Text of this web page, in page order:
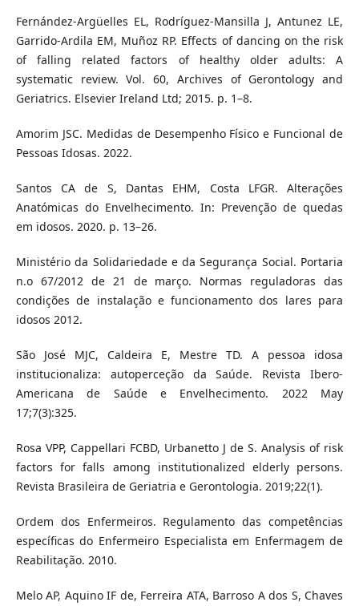
Fernández-Argüelles EL, Rodríguez-Mansilla J, Antunez LE,
Garrido-Ardila EM, Muñoz RP. Effects of dancing on the risk
of falling related factors of healthy older adults: A
systematic review. Vol. 60, Archives of Gerontology and
Geriatrics. Elsevier Ireland Ltd; 2015. p. 1–8.
Amorim JSC. Medidas de Desempenho Físico e Funcional de
Pessoas Idosas. 2022.
Santos CA de S, Dantas EHM, Costa LFGR. Alterações
Anatómicas do Envelhecimento. In: Prevenção de quedas
em idosos. 2020. p. 13–26.
Ministério da Solidariedade e da Segurança Social. Portaria
n.o 67/2012 de 21 de março. Normas reguladoras das
condições de instalação e funcionamento dos lares para
idosos 2012.
São José MJC, Caldeira E, Mestre TD. A pessoa idosa
institucionaliza: autoperceção da Saúde. Revista Ibero-
Americana de Saúde e Envelhecimento. 2022 May
17;7(3):325.
Rosa VPP, Cappellari FCBD, Urbanetto J de S. Analysis of risk
factors for falls among institutionalized elderly persons.
Revista Brasileira de Geriatria e Gerontologia. 2019;22(1).
Ordem dos Enfermeiros. Regulamento das competências
específicas do Enfermeiro Especialista em Enfermagem de
Reabilitação. 2010.
Melo AP, Aquino IF de, Ferreira ATA, Barroso A dos S, Chaves